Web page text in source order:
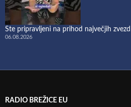
Ste pripravljeni na prihod največjih
06.08.2026
RADIO BREŽICE EU